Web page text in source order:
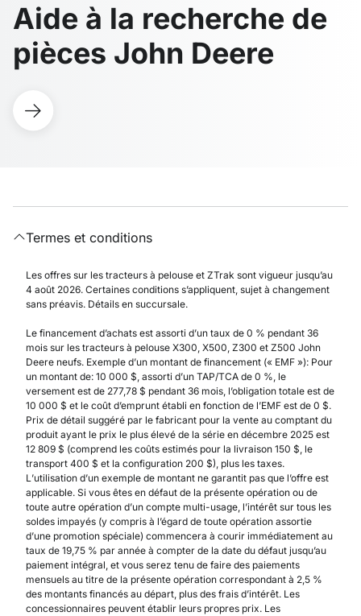
Aide à la recherche de
pièces John Deere
Termes et conditions
Les offres sur les tracteurs à pelouse et ZTrak sont vigueur jusqu’au
4 août 2026. Certaines conditions s’appliquent, sujet à changement
sans préavis. Détails en succursale.
Le financement d’achats est assorti d’un taux de 0 % pendant 36
mois sur les tracteurs à pelouse X300, X500, Z300 et Z500 John
Deere neufs. Exemple d’un montant de financement (« EMF »): Pour
un montant de: 10 000 $, assorti d’un TAP/TCA de 0 %, le
versement est de 277,78 $ pendant 36 mois, l’obligation totale est de
10 000 $ et le coût d’emprunt établi en fonction de l’EMF est de 0 $.
Prix de détail suggéré par le fabricant pour la vente au comptant du
produit ayant le prix le plus élevé de la série en décembre 2025 est
12 809 $ (comprend les coûts estimés pour la livraison 150 $, le
transport 400 $ et la configuration 200 $), plus les taxes.
L’utilisation d’un exemple de montant ne garantit pas que l’offre est
applicable. Si vous êtes en défaut de la présente opération ou de
toute autre opération d’un compte multi-usage, l’intérêt sur tous les
soldes impayés (y compris à l’égard de toute opération assortie
d’une promotion spéciale) commencera à courir immédiatement au
taux de 19,75 % par année à compter de la date du défaut jusqu’au
paiement intégral, et vous serez tenu de faire des paiements
mensuels au titre de la présente opération correspondant à 2,5 %
des montants financés au départ, plus des frais d’intérêt. Les
concessionnaires peuvent établir leurs propres prix. Les